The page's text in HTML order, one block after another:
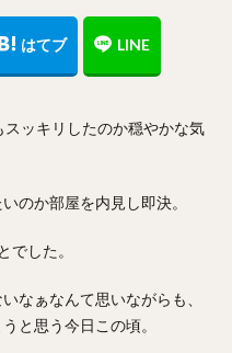
ッキリしたのか穏やかな気
のか部屋を内見し即決。
でした。
なぁなんて思いながらも、
と思う今日この頃。